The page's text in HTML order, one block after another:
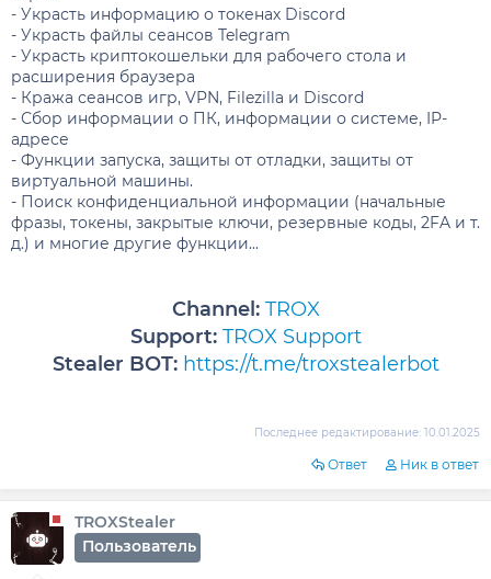
- Украсть информацию о токенах Discord
- Украсть файлы сеансов Telegram
- Украсть криптокошельки для рабочего стола и
расширения браузера
- Кража сеансов игр, VPN, Filezilla и Discord
- Сбор информации о ПК, информации о системе, IP-
адресе
- Функции запуска, защиты от отладки, защиты от
виртуальной машины.
- Поиск конфиденциальной информации (начальные
фразы, токены, закрытые ключи, резервные коды, 2FA и т.
д.) и многие другие функции...
Channel: TROX
Support: TROX Support
Stealer BOT: https://t.me/troxstealerbot
Последнее редактирование: 10.01.2025
Ответ Ник в ответ
TROXStealer
Пользователь